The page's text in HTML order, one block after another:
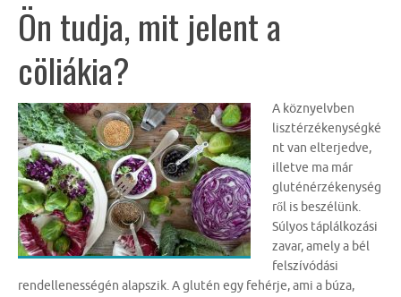
Ön tudja, mit jelent a
cöliákia?
A köznyelvben
lisztérzékenységké
nt van elterjedve,
illetve ma már
gluténérzékenység
ről is beszélünk.
Súlyos táplálkozási
zavar, amely a bél
felszívódási
rendellenességén alapszik. A glutén egy fehérje, ami a búza,